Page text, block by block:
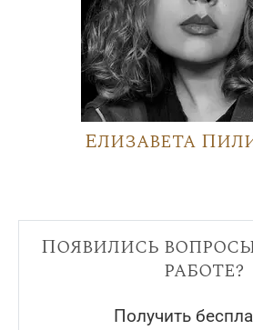
Елизавета
Появились
работе?
Получить